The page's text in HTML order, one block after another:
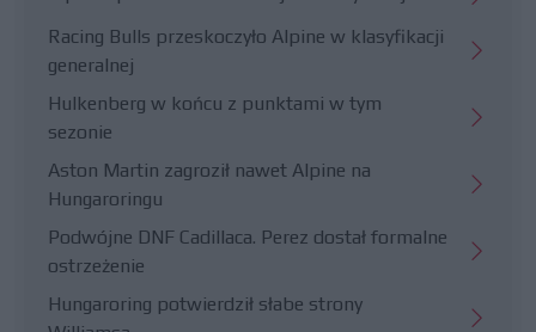
Racing Bulls przeskoczyło Alpine w klasyfikacji
generalnej
Hulkenberg w końcu z punktami w tym
sezonie
Aston Martin zagroził nawet Alpine na
Hungaroringu
Podwójne DNF Cadillaca. Perez dostał formalne
ostrzeżenie
Hungaroring potwierdził słabe strony